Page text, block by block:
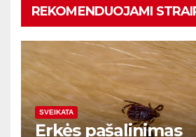
REKOMENDUOJAMI
SVEIKATA
Erkės pašalinimas